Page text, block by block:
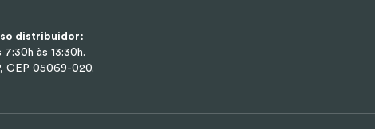
distribuidor:
às 13:30h.
CEP 05069-020.